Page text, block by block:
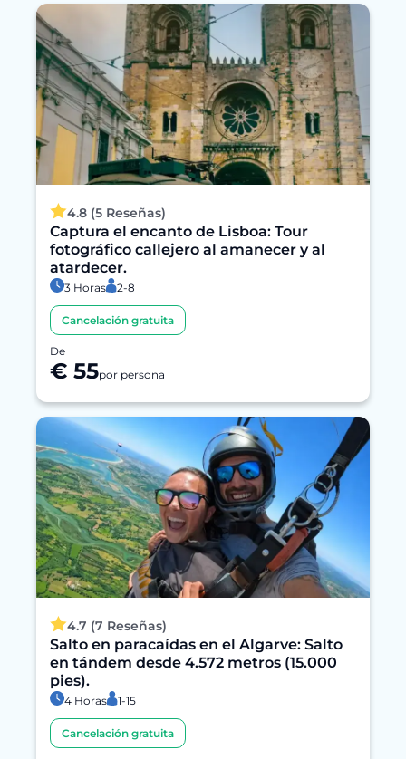
4.8 (5 Reseñas)
Captura el encanto de Lisboa: Tour
fotográfico callejero al amanecer y al
atardecer.
3 Horas 2-8
Cancelación gratuita
De
€ 55por persona
4.7 (7 Reseñas)
Salto en paracaídas en el Algarve: Salto
en tándem desde 4.572 metros (15.000
pies).
4 Horas 1-15
Cancelación gratuita